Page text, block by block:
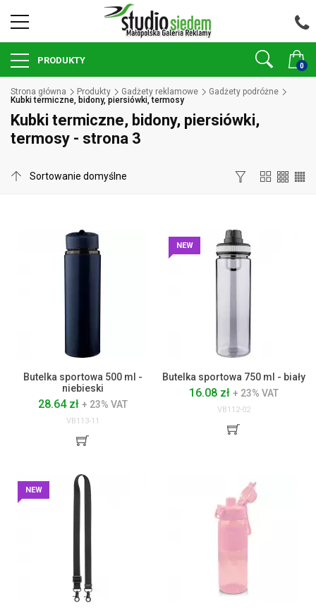
0
PRODUKTY
Strona główna Produkty Gadżety reklamowe
Gadżety podróżne
Kubki termiczne, bidony, piersiówki, termosy
Kubki termiczne, bidony, piersiówki,
termosy - strona 3
Butelka sportowa 500 ml -
niebieski
28.64 zł + 23% VAT
VB113-11
NEW
Butelka sportowa 750 ml - biały
16.08 zł + 23% VAT
VB112-02
NEW